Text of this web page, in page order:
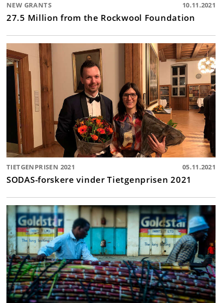
NEW GRANTS 10.11.2021
27.5 Million from the Rockwool Foundation
TIETGENPRISEN 2021 05.11.2021
SODAS-forskere vinder Tietgenprisen 2021